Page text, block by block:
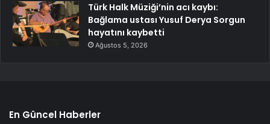
Türk Halk Müziği’nin acı kaybı:
Bağlama ustası Yusuf Derya Sorgun
hayatını kaybetti
Ağustos 5, 2026
En Güncel Haberler